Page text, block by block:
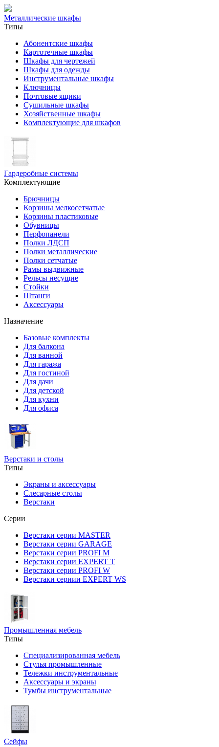
Металлические шкафы
Типы
Абонентские шкафы
Картотечные шкафы
Шкафы для чертежей
Шкафы для одежды
Инструментальные шкафы
Ключницы
Почтовые ящики
Сушильные шкафы
Хозяйственные шкафы
Комплектующие для шкафов
Гардеробные системы
Комплектующие
Брючницы
Корзины мелкосетчатые
Корзины пластиковые
Обувницы
Перфопанели
Полки ЛДСП
Полки металлические
Полки сетчатые
Рамы выдвижные
Рельсы несущие
Стойки
Штанги
Аксессуары
Назначение
Базовые комплекты
Для балкона
Для ванной
Для гаража
Для гостиной
Для дачи
Для детской
Для кухни
Для офиса
Верстаки и столы
Типы
Экраны и аксессуары
Слесарные столы
Верстаки
Серии
Верстаки серии MASTER
Верстаки серии GARAGE
Верстаки серии PROFI M
Верстаки серии EXPERT T
Верстаки серии PROFI W
Верстаки сериии EXPERT WS
Промышленная мебель
Типы
Специализированная мебель
Стулья промышленные
Тележки инструментальные
Аксессуары и экраны
Тумбы инструментальные
Сейфы